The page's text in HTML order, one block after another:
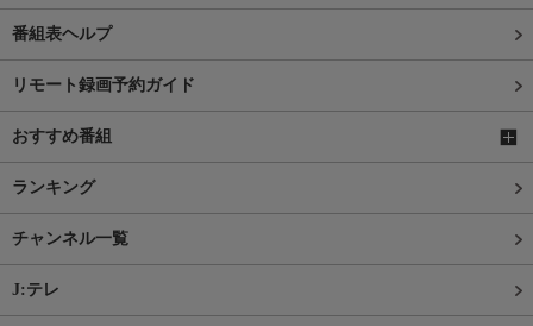
番組表ヘルプ
リモート録画予約ガイド
おすすめ番組
ランキング
チャンネル一覧
J:テレ